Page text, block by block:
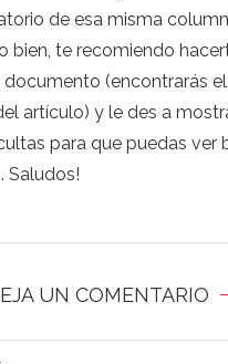
de esa misma
bien, te recomiendo
(encontrarás
artículo) y le des a
para que puedas ver
Saludos!
UN COMENTARIO